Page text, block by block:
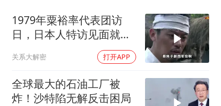
1979年粟裕率代表团访
日，日本人特访见面就喊
关系大解密 打开APP
全球最大的石油工厂被
炸！沙特陷无解反击困局